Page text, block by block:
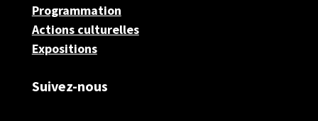
Programmation
Actions culturelles
Expositions
Suivez-nous